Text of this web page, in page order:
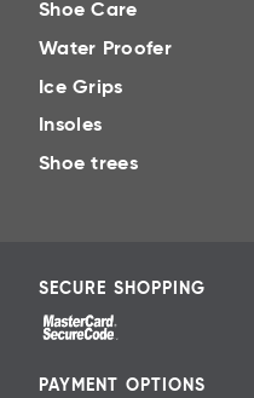
Shoe Care
Water Proofer
Ice Grips
Insoles
Shoe trees
SECURE SHOPPING
PAYMENT OPTIONS